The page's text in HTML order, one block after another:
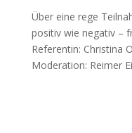
Über eine rege
positiv wie negativ –
Referentin: Christina
Moderation: Reimer